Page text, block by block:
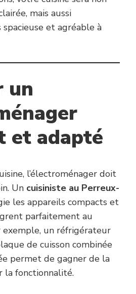
mais aussi
et agréable à
un
et adapté
l’électroménager doit
Un cuisiniste au Perreux-
les appareils compacts et
parfaitement au
exemple, un réfrigérateur
de cuisson combinée
permet de gagner de la
la fonctionnalité.